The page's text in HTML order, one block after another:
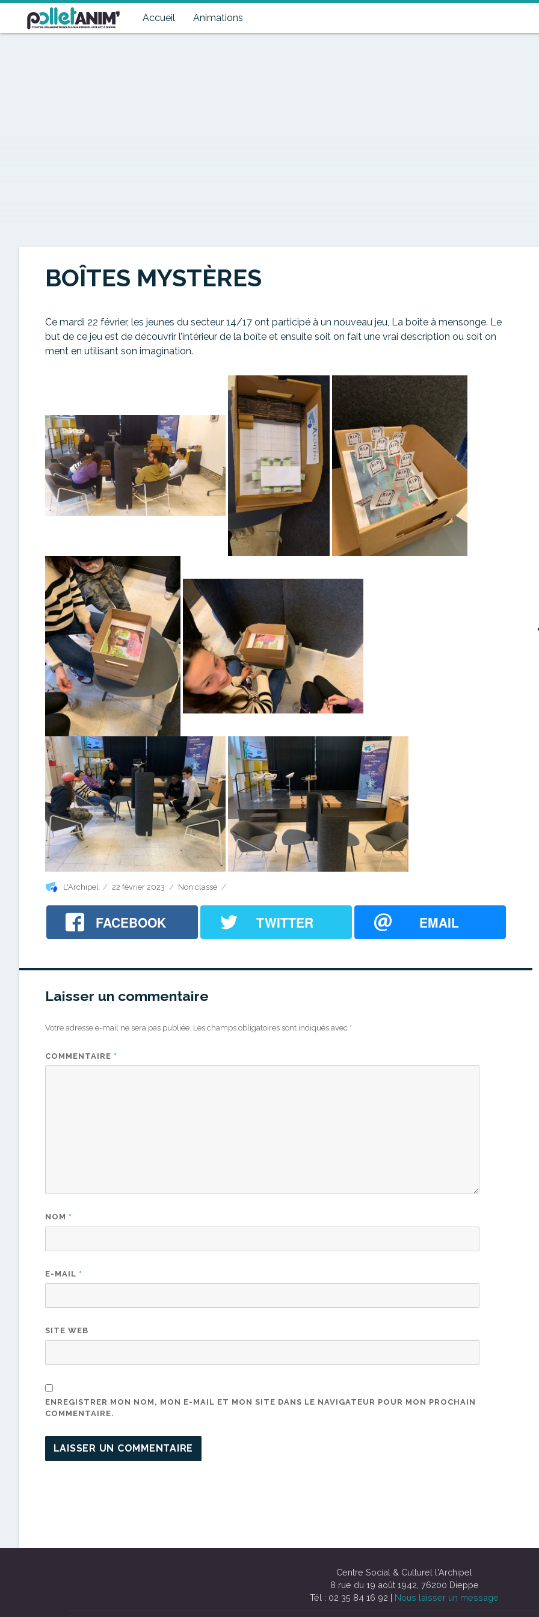
Accueil Animations
Pollet Anim'
Toutes les animations du quartier du Pollet à Dieppe
BOÎTES MYSTÈRES
Ce mardi 22 février, les jeunes du secteur 14/17 ont participé à un nouveau jeu, La boîte à mensonge. Le
but de ce jeu est de découvrir l’intérieur de la boîte et ensuite soit on fait une vrai description ou soit on
ment en utilisant son imagination.
Auteur
L'Archipel
Publié
22 février 2023 Catégories
Non classé
FACEBOOK TWITTER EMAIL
Laisser un commentaire
Votre adresse e-mail ne sera pas publiée. Les champs obligatoires sont indiqués avec *
COMMENTAIRE *
NOM *
E-MAIL *
SITE WEB
ENREGISTRER MON NOM, MON E-MAIL ET MON SITE DANS LE NAVIGATEUR POUR MON PROCHAIN
COMMENTAIRE.
Centre Social & Culturel l'Archipel
8 rue du 19 août 1942, 76200 Dieppe
Tél : 02 35 84 16 92 | Nous laisser un message